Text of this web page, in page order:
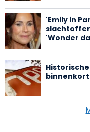
'Emily in
slachtoffer
'Wonder
binnenkort